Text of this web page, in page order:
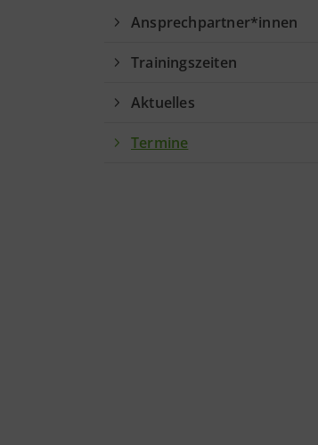
Ansprechpartner*innen
Trainingszeiten
Aktuelles
Termine